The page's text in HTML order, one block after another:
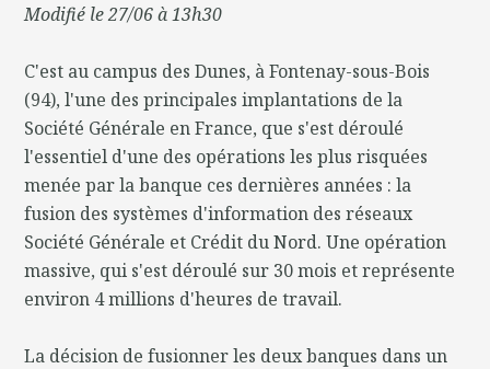
Modifié le 27/06 à 13h30
C'est au campus des Dunes, à Fontenay-sous-Bois
(94), l'une des principales implantations de la
Société Générale en France, que s'est déroulé
l'essentiel d'une des opérations les plus risquées
menée par la banque ces dernières années : la
fusion des systèmes d'information des réseaux
Société Générale et Crédit du Nord. Une opération
massive, qui s'est déroulé sur 30 mois et représente
environ 4 millions d'heures de travail.
La décision de fusionner les deux banques dans un